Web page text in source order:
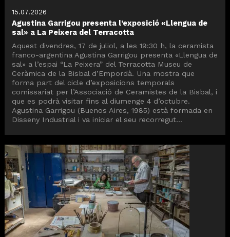
15.07.2026
Agustina Garrigou presenta l’exposició «Llengua de
sal» a La Peixera del Terracotta
Aquest divendres, 17 de juliol, a les 19:30 h, la ceramista
franco-argentina Agustina Garrigou presenta «Llengua de
sal» a l’espai “La Peixera” del Terracotta Museu de
Ceràmica de la Bisbal d’Empordà. Una mostra que
forma part del cicle d’exposicions temporals
comissariat per l’Associació de Ceramistes de la Bisbal, i
que es podrà visitar fins al diumenge 4 d’octubre.
Agustina Garrigou (Buenos Aires, 1985) està formada en
Disseny Industrial i va iniciar el seu recorregut...